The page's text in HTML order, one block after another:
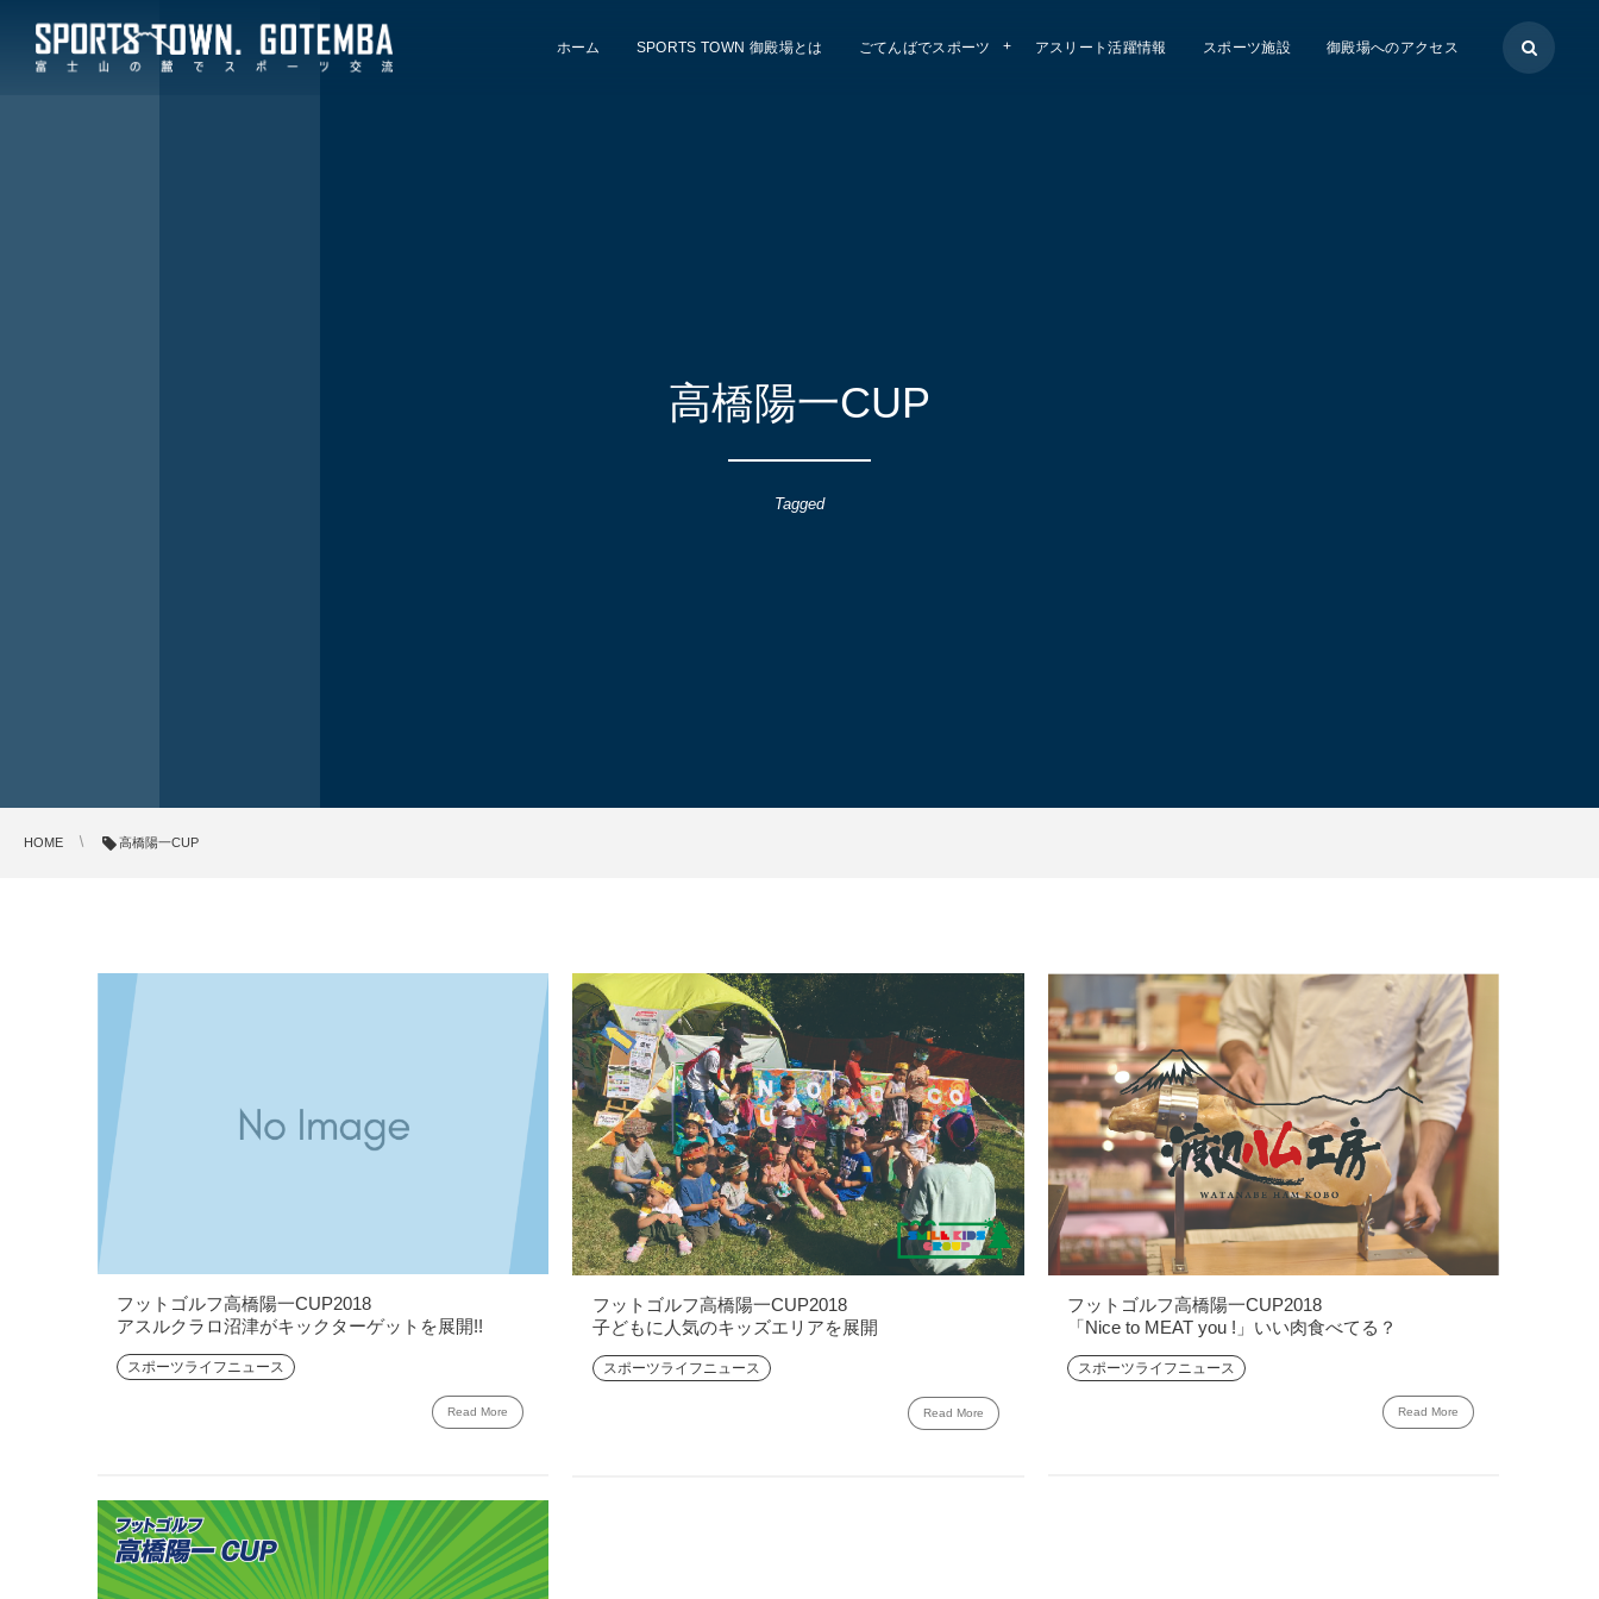
ホーム SPORTS TOWN 御殿場とは ごてんばでスポーツ アスリート活躍情報 スポーツ施設 御殿場へのアクセス
高橋陽一CUP
Tagged
HOME 高橋陽一CUP
フットゴルフ高橋陽一CUP2018
アスルクラロ沼津がキックターゲットを展開!!
スポーツライフニュース
Read More
フットゴルフ高橋陽一CUP2018
子どもに人気のキッズエリアを展開
スポーツライフニュース
Read More
フットゴルフ高橋陽一CUP2018
「Nice to MEAT you !」いい肉食べてる？
スポーツライフニュース
Read More